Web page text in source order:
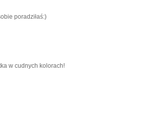
poradziłaś:)
w cudnych kolorach!